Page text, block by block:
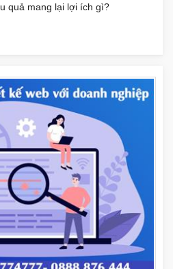
quả mang lại lợi ích gì?